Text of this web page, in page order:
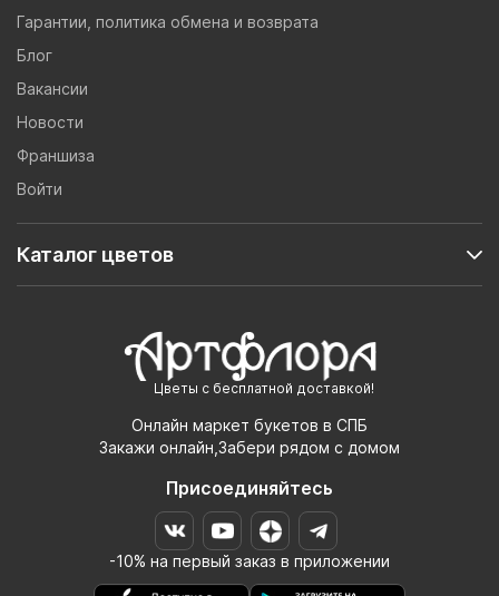
Цветы с бесплатной доставкой!
Онлайн маркет букетов в СПБ
Закажи онлайн,Забери рядом с домом
Присоединяйтесь
-10% на первый заказ в приложении
Гарантии, политика обмена и возврата
Блог
Вакансии
Новости
Франшиза
Войти
Каталог цветов